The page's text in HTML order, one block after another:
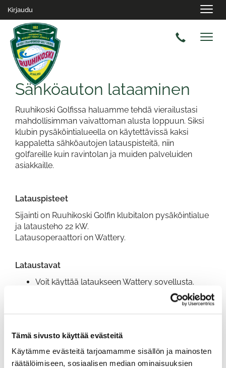
Tämä sivusto käyttää evästeitä
Käytämme evästeitä tarjoamamme sisällön ja mainosten
räätälöimiseen, sosiaalisen median ominaisuuksien
Kirjaudu
Sähköauton lataaminen
Ruuhikoski Golfissa haluamme tehdä vierailustasi
mahdollisimman vaivattoman alusta loppuun. Siksi
klubin pysäköintialueella on käytettävissä kaksi
kappaletta sähköautojen latauspisteitä, niin
golfareille kuin ravintolan ja muiden palveluiden
asiakkaille.
Latauspisteet
Sijainti on Ruuhikoski Golfin klubitalon pysäköintialue
ja latausteho 22 kW.
Latausoperaattori on Wattery.
Lataustavat
Voit käyttää lataukseen Wattery sovellusta.
Lataustolpassa on myös QR-koodi, joka ohjaa
Hinta
Latauksen hinta on 0,35€/kWh